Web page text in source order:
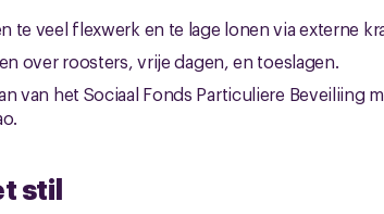
te veel flexwerk en te lage lonen via externe
over roosters, vrije dagen, en toeslagen.
van het Sociaal Fonds Particuliere Beveiliing
stil